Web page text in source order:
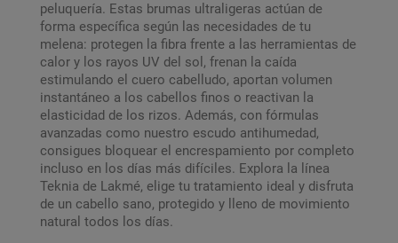
peluquería. Estas brumas ultraligeras actúan de
forma específica según las necesidades de tu
melena: protegen la fibra frente a las herramientas de
calor y los rayos UV del sol, frenan la caída
estimulando el cuero cabelludo, aportan volumen
instantáneo a los cabellos finos o reactivan la
elasticidad de los rizos. Además, con fórmulas
avanzadas como nuestro escudo antihumedad,
consigues bloquear el encrespamiento por completo
incluso en los días más difíciles. Explora la línea
Teknia de Lakmé, elige tu tratamiento ideal y disfruta
de un cabello sano, protegido y lleno de movimiento
natural todos los días.